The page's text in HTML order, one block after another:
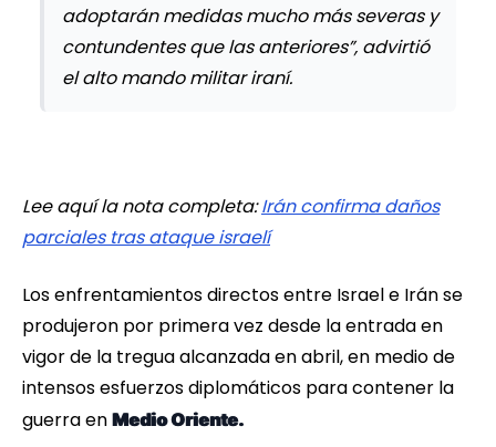
adoptarán medidas mucho más severas y
contundentes que las anteriores”, advirtió
el alto mando militar iraní.
Lee aquí la nota completa:Irán confirma daños
parciales tras ataque israelí
Los enfrentamientos directos entre Israel e Irán se
produjeron por primera vez desde la entrada en
vigor de la tregua alcanzada en abril, en medio de
intensos esfuerzos diplomáticos para contener la
guerra en Medio Oriente.